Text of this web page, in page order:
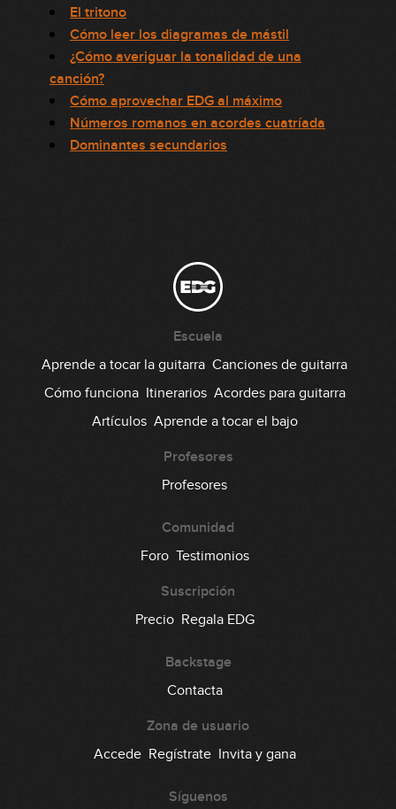
El tritono
Cómo leer los diagramas de mástil
¿Cómo averiguar la tonalidad de una
canción?
Cómo aprovechar EDG al máximo
Números romanos en acordes cuatríada
Dominantes secundarios
Escuela
Aprende a tocar la guitarra Canciones de guitarra
Cómo funciona Itinerarios Acordes para guitarra
Artículos Aprende a tocar el bajo
Profesores
Profesores
Comunidad
Foro Testimonios
Suscripción
Precio Regala EDG
Backstage
Contacta
Zona de usuario
Accede Regístrate Invita y gana
Síguenos